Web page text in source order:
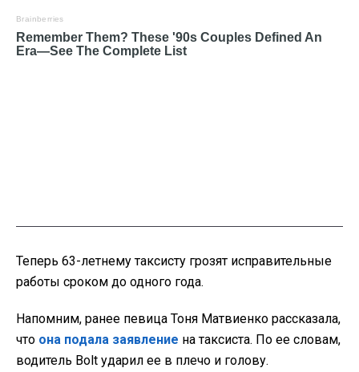
Теперь 63-летнему таксисту грозят исправительные
работы сроком до одного года.
Напомним, ранее певица Тоня Матвиенко рассказала,
что она подала заявление на таксиста. По ее словам,
водитель Bolt ударил ее в плечо и голову.